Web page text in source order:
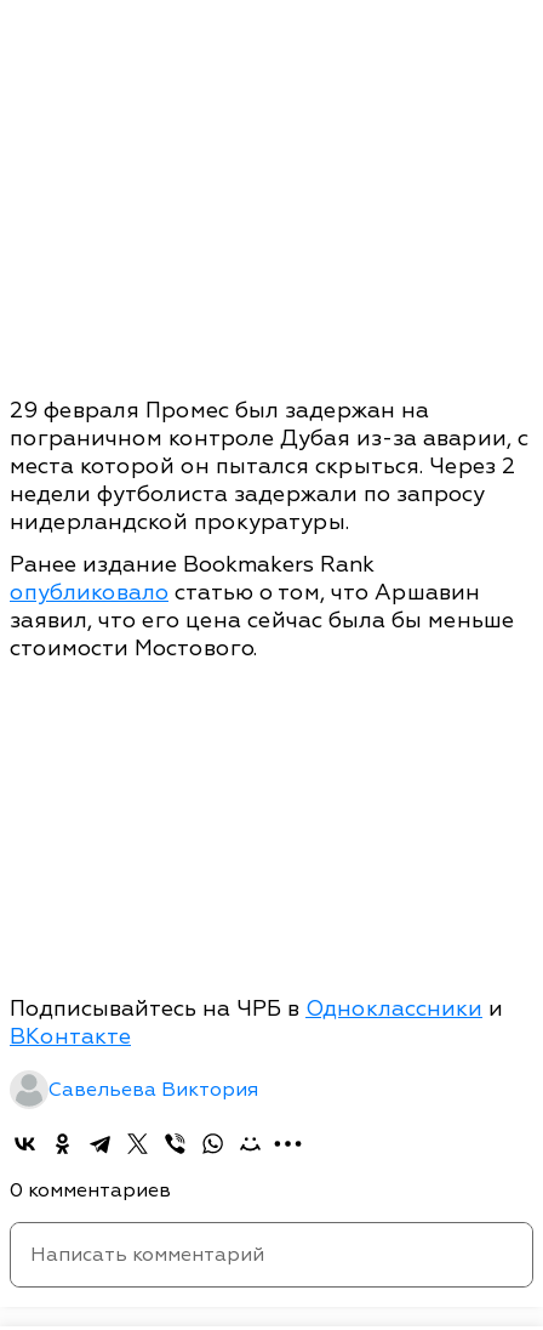
29 февраля Промес был задержан на
пограничном контроле Дубая из-за аварии, с
места которой он пытался скрыться. Через 2
недели футболиста задержали по запросу
нидерландской прокуратуры.
Ранее издание Bookmakers Rank
опубликовало статью о том, что Аршавин
заявил, что его цена сейчас была бы меньше
стоимости Мостового.
Подписывайтесь на ЧРБ в Одноклассники и
ВКонтакте
Савельева Виктория
0 комментариев